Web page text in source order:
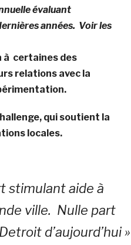
évaluant
années. Voir les
à certaines des
relations avec la
qui soutient la
locales.
stimulant aide à
ville. Nulle part
d’aujourd’hui »